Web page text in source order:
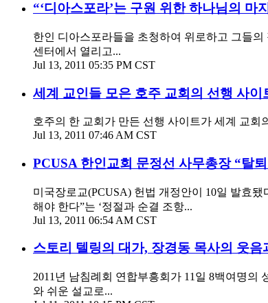
“‘디아스포라’는 구원 위한 하나님의 마
한인 디아스포라들을 초청하여 위로하고 그들
센터에서 열리고...
Jul 13, 2011 05:35 PM CST
세계 교인들 모은 호주 교회의 선행 사이
호주의 한 교회가 만든 선행 사이트가 세계 교회
Jul 13, 2011 07:46 AM CST
PCUSA 한인교회 문정선 사무총장 “탈
미국장로교(PCUSA) 헌법 개정안이 10일 발효
해야 한다”는 ‘정절과 순결 조항...
Jul 13, 2011 06:54 AM CST
스토리 텔링의 대가, 장경동 목사의 웃음
2011년 남침례회 연합부흥회가 11일 8백여명
와 쉬운 설교로...